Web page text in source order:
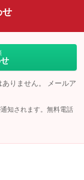
せ
りません。 メールア
知されます。無料電話